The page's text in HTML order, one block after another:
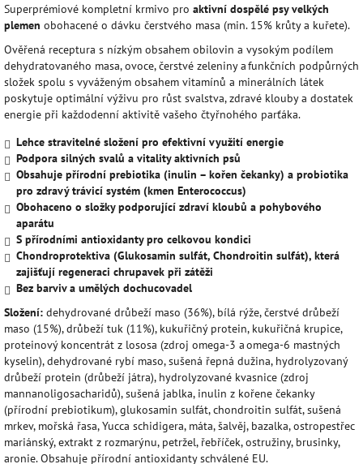
Superprémiové kompletní krmivo pro aktivní dospělé psy velkých
plemen obohacené o dávku čerstvého masa (min. 15% krůty a kuřete).
Ověřená receptura s nízkým obsahem obilovin a vysokým podílem
dehydratovaného masa, ovoce, čerstvé zeleniny a funkčních podpůrných
složek spolu s vyváženým obsahem vitamínů a minerálních látek
poskytuje optimální výživu pro růst svalstva, zdravé klouby a dostatek
energie při každodenní aktivitě vašeho čtyřnohého parťáka.
Lehce stravitelné složení pro efektivní využití energie
Podpora silných svalů a vitality aktivních psů
Obsahuje přírodní prebiotika (inulin – kořen čekanky) a probiotika
pro zdravý trávicí systém (kmen Enterococcus)
Obohaceno o složky podporující zdraví kloubů a pohybového
aparátu
S přírodními antioxidanty pro celkovou kondici
Chondroprotektiva (Glukosamin sulfát, Chondroitin sulfát), která
zajišťují regeneraci chrupavek při zátěži
Bez barviv a umělých dochucovadel
Složení: dehydrované drůbeží maso (36%), bílá rýže, čerstvé drůbeží
maso (15%), drůbeží tuk (11%), kukuřičný protein, kukuřičná krupice,
proteinový koncentrát z lososa (zdroj omega-3 a omega-6 mastných
kyselin), dehydrované rybí maso, sušená řepná dužina, hydrolyzovaný
drůbeží protein (drůbeží játra), hydrolyzované kvasnice (zdroj
mannanoligosacharidů), sušená jablka, inulin z kořene čekanky
(přírodní prebiotikum), glukosamin sulfát, chondroitin sulfát, sušená
mrkev, mořská řasa, Yucca schidigera, máta, šalvěj, bazalka, ostropestřec
mariánský, extrakt z rozmarýnu, petržel, řebříček, ostružiny, brusinky,
aronie. Obsahuje přírodní antioxidanty schválené EU.